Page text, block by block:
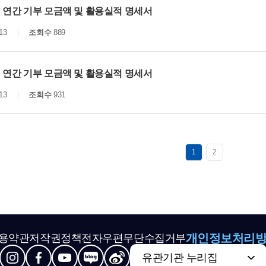
연간 기부 모금액 및 활용실적 명세서
조회수889
연간 기부 모금액 및 활용실적 명세서
조회수931
1 2
약관저작권정책전자우편무단수집거부개인정보처리
유관기관 누리집